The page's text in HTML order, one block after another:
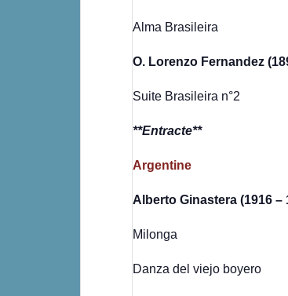
Alma Brasileira
O. Lorenzo Fernandez
Suite Brasileira n°2
**Entracte**
Argentine
Alberto Ginastera (1916 –
Milonga
Danza del viejo boyero